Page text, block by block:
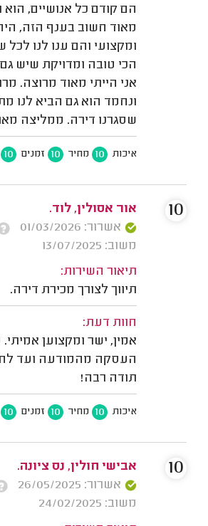
הם קודם כל אנושיים,
מאוד חשוב בענף הזה,
ומקצועי והם ענו לנו
הכי טובה ומדויקת שיש
אני הייתי מאוד מרוצה.
ונחמד הוא גם הביא לנו
שסגרנו דירה. ממליצה
איכות 10 מחיר 10 זמנים 10
אור אסולין, לוד.
אשרור: 01/03/2026
משוב: 13/07/2025
תיאור השירות:
תיווך לצורך מכירת דירה.
חוות דעת:
אמין, ישר ומקצוען
העסקה מהמודעה ועד
תודה רבה!
איכות 10 מחיר 10 זמנים 10
10
אבישי חולין, נס ציונה.
אשרור: 26/05/2025
משוב: 24/02/2025
10